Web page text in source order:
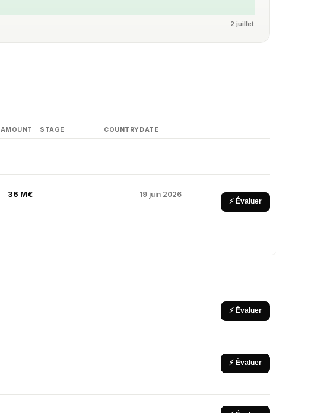
2 juillet
AMOUNT STAGE COUNTRY DATE
36 M€ — — 19 juin 2026
⚡ Évaluer
⚡ Évaluer
⚡ Évaluer